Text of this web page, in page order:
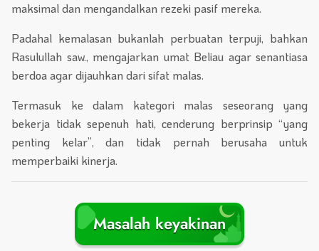
maksimal dan mengandalkan rezeki pasif mereka.
Padahal kemalasan bukanlah perbuatan terpuji, bahkan
Rasulullah saw., mengajarkan umat Beliau agar senantiasa
berdoa agar dijauhkan dari sifat malas.
Termasuk ke dalam kategori malas seseorang yang
bekerja tidak sepenuh hati, cenderung berprinsip “yang
penting kelar”, dan tidak pernah berusaha untuk
memperbaiki kinerja.
Masalah keyakinan